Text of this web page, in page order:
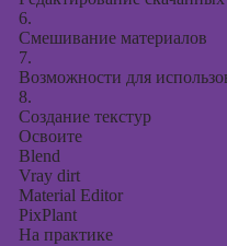
6.
Смешивание материалов
7.
Возможности для
8.
Создание текстур
Освоите
Blend
Vray dirt
Material Editor
PixPlant
На практике